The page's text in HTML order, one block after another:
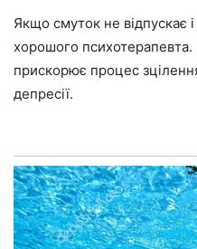
Якщо смуток не відпускає
хорошого
прискорює процес
депресії.